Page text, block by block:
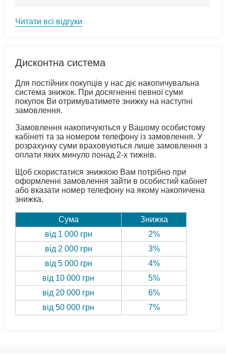
Читати всі відгуки
Дисконтна система
Для постійних покупців у нас діє накопичувальна
система знижок. При досягненні певної суми
покупок Ви отримуватимете знижку на наступні
замовлення.
Замовлення накопичуються у Вашому особистому
кабінеті та за номером телефону із замовлення. У
розрахунку суми враховуються лише замовлення з
оплати яких минуло понад 2-х тижнів.
Щоб скористатися знижкою Вам потрібно при
оформленні замовлення зайти в особистий кабінет
або вказати номер телефону на якому накопичена
знижка.
Сума
Знижка
від 1 000 грн
2%
від 2 000 грн
3%
від 5 000 грн
4%
від 10 000 грн
5%
від 20 000 грн
6%
від 50 000 грн
7%